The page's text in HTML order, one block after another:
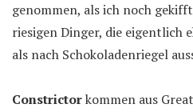
genommen, als ich noch
riesigen Dinger, die eigentlich
als nach Schokoladenriegel
Constrictorkommen aus